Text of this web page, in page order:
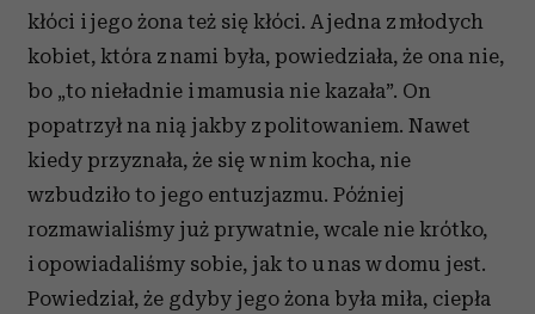
kłóci i jego żona też się kłóci. A jedna z młodych
kobiet, która z nami była, powiedziała, że ona nie,
bo „to nieładnie i mamusia nie kazała”. On
popatrzył na nią jakby z politowaniem. Nawet
kiedy przyznała, że się w nim kocha, nie
wzbudziło to jego entuzjazmu. Później
rozmawialiśmy już prywatnie, wcale nie krótko,
i opowiadaliśmy sobie, jak to u nas w domu jest.
Powiedział, że gdyby jego żona była miła, ciepła